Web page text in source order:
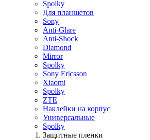
Spolky
Для планшетов
Sony
Anti-Glare
Anti-Shock
Diamond
Mirror
Spolky
Sony Ericsson
Xiaomi
Spolky
ZTE
Наклейки на корпус
Универсальные
Spolky
Защитные пленки